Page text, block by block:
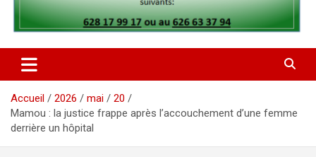
Accueil 2026 mai
20
Mamou : la justice frappe après l’accouchement d’une femme
derrière un hôpital